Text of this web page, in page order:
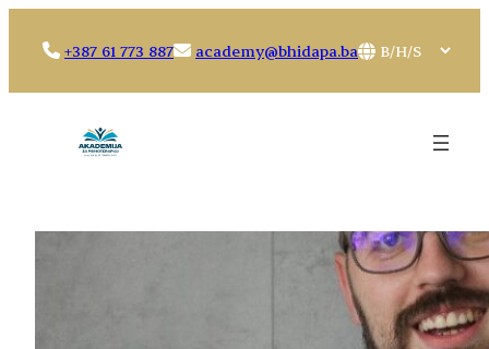
+387 61 773 887 academy@bhidapa.ba
Choose